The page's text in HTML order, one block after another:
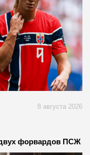
8 августа 2026
форвардов ПСЖ